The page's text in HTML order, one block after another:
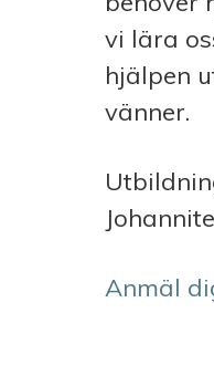
vi lära
hjälpen
vänner.
Anmäl